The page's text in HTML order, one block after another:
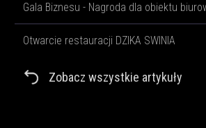
Gala Biznesu - Nagroda dla obiektu
Otwarcie restauracji DZIKA SWINIA
Zobacz wszystkie artykuły